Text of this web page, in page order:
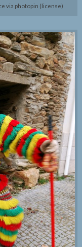
via photopin (license)